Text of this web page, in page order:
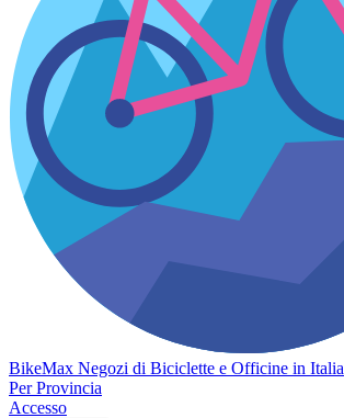
BikeMax Negozi di Biciclette e Officine in Italia
Per Provincia
Accesso